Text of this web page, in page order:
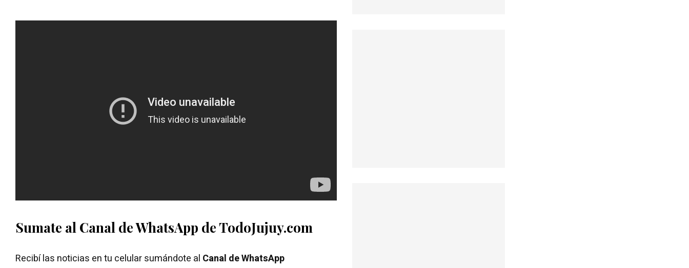
Sumate al Canal de WhatsApp de TodoJujuy.com
Recibí las noticias en tu celular sumándote al Canal de WhatsApp